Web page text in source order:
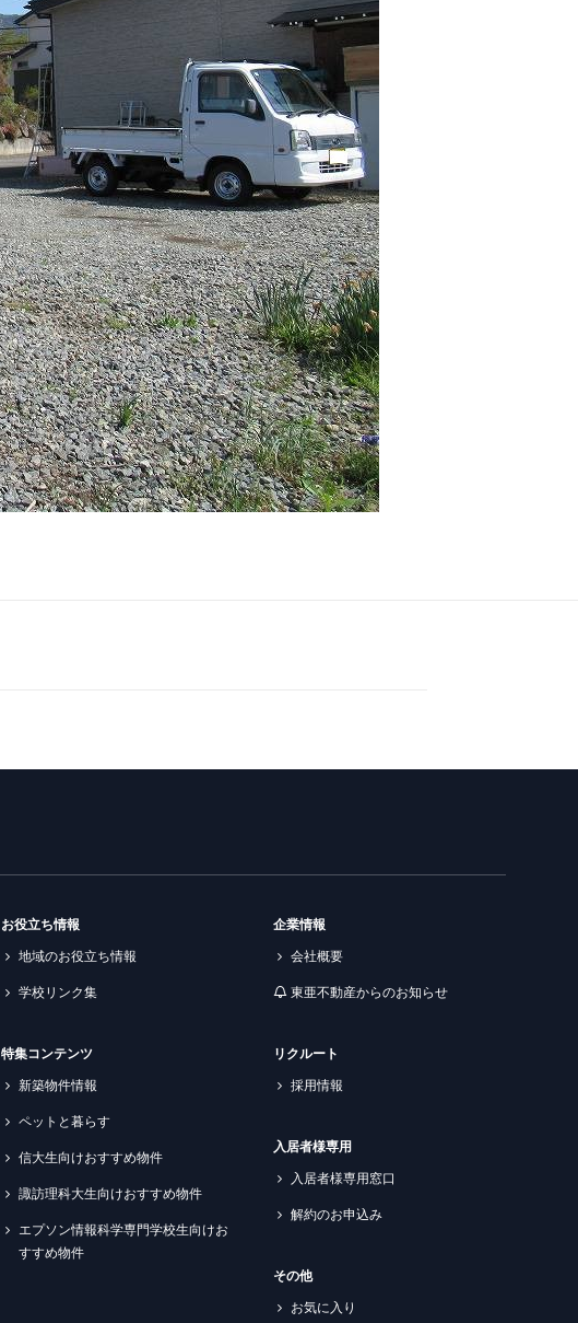
お役立ち情報
地域のお役立ち情報
学校リンク集
特集コンテンツ
新築物件情報
ペットと暮らす
信大生向けおすすめ物件
諏訪理科大生向けおすすめ物件
エプソン情報科学専門学校生向けお
すすめ物件
企業情報
会社概要
東亜不動産からのお知らせ
リクルート
採用情報
入居者様専用
入居者様専用窓口
解約のお申込み
その他
お気に入り